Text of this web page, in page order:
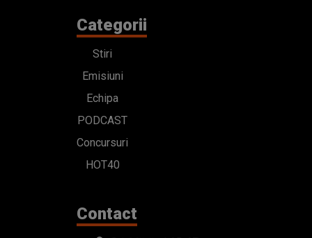
Categorii
Stiri
Emisiuni
Echipa
PODCAST
Concursuri
HOT40
Contact